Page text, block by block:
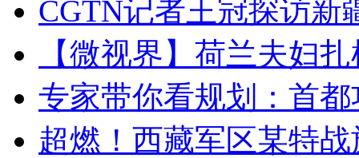
CGTN记者王冠探访新
【微视界】荷兰夫妇
专家带你看规划：首
超燃！西藏军区某特